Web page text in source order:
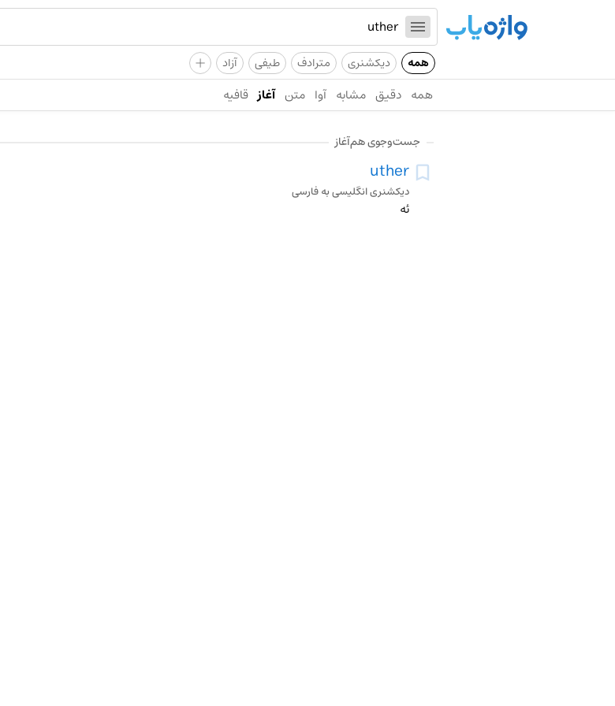
همه دیکشنری مترادف طیفی آزاد +
همه دقیق مشابه آوا متن آغاز قافیه
جست‌وجوی هم‌آغاز
uther
دیکشنری انگلیسی به فارسی
ئه